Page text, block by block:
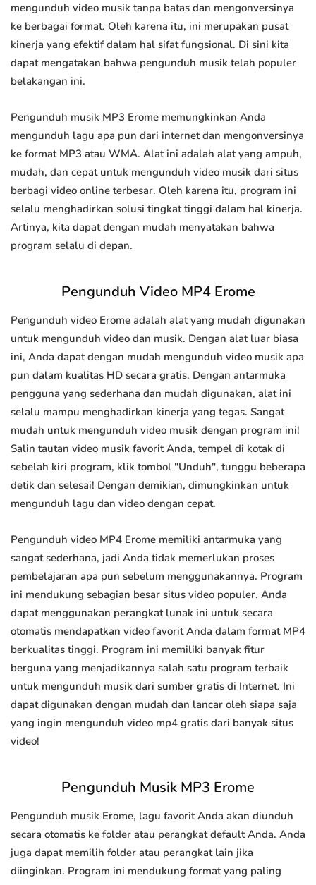
mengunduh video musik tanpa batas dan mengonversinya
ke berbagai format. Oleh karena itu, ini merupakan pusat
kinerja yang efektif dalam hal sifat fungsional. Di sini kita
dapat mengatakan bahwa pengunduh musik telah populer
belakangan ini.
Pengunduh musik MP3 Erome memungkinkan Anda
mengunduh lagu apa pun dari internet dan mengonversinya
ke format MP3 atau WMA. Alat ini adalah alat yang ampuh,
mudah, dan cepat untuk mengunduh video musik dari situs
berbagi video online terbesar. Oleh karena itu, program ini
selalu menghadirkan solusi tingkat tinggi dalam hal kinerja.
Artinya, kita dapat dengan mudah menyatakan bahwa
program selalu di depan.
Pengunduh Video MP4 Erome
Pengunduh video Erome adalah alat yang mudah digunakan
untuk mengunduh video dan musik. Dengan alat luar biasa
ini, Anda dapat dengan mudah mengunduh video musik apa
pun dalam kualitas HD secara gratis. Dengan antarmuka
pengguna yang sederhana dan mudah digunakan, alat ini
selalu mampu menghadirkan kinerja yang tegas. Sangat
mudah untuk mengunduh video musik dengan program ini!
Salin tautan video musik favorit Anda, tempel di kotak di
sebelah kiri program, klik tombol "Unduh", tunggu beberapa
detik dan selesai! Dengan demikian, dimungkinkan untuk
mengunduh lagu dan video dengan cepat.
Pengunduh video MP4 Erome memiliki antarmuka yang
sangat sederhana, jadi Anda tidak memerlukan proses
pembelajaran apa pun sebelum menggunakannya. Program
ini mendukung sebagian besar situs video populer. Anda
dapat menggunakan perangkat lunak ini untuk secara
otomatis mendapatkan video favorit Anda dalam format MP4
berkualitas tinggi. Program ini memiliki banyak fitur
berguna yang menjadikannya salah satu program terbaik
untuk mengunduh musik dari sumber gratis di Internet. Ini
dapat digunakan dengan mudah dan lancar oleh siapa saja
yang ingin mengunduh video mp4 gratis dari banyak situs
video!
Pengunduh Musik MP3 Erome
Pengunduh musik Erome, lagu favorit Anda akan diunduh
secara otomatis ke folder atau perangkat default Anda. Anda
juga dapat memilih folder atau perangkat lain jika
diinginkan. Program ini mendukung format yang paling